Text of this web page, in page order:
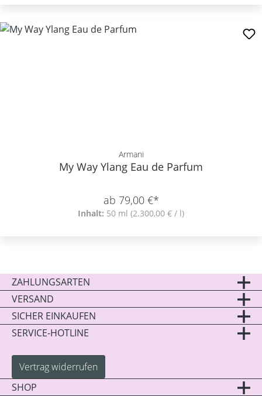
Armani
My Way Ylang Eau de Parfum
ab 79,00 €*
Inhalt: 50 ml (2.300,00 € / l)
ZAHLUNGSARTEN
VERSAND
SICHER EINKAUFEN
SERVICE-HOTLINE
Vertrag widerrufen
SHOP